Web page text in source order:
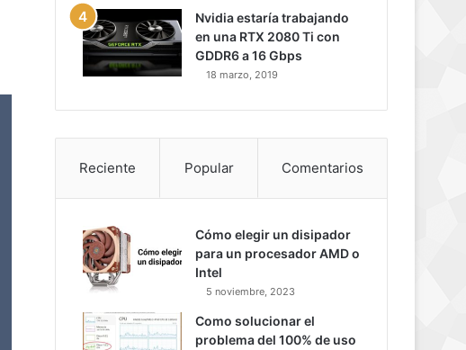
Nvidia estaría trabajando
en una RTX 2080 Ti con
GDDR6 a 16 Gbps
18 marzo, 2019
Reciente Popular Comentarios
Cómo elegir un disipador
para un procesador AMD o
Intel
5 noviembre, 2023
Como solucionar el
problema del 100% de uso